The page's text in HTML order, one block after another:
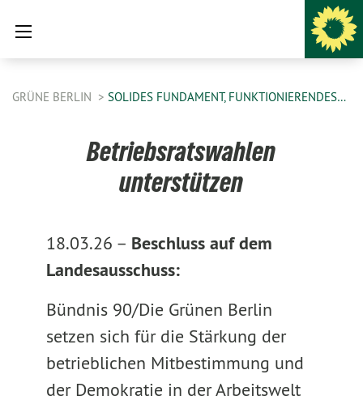
GRÜNE BERLIN SOLIDES FUNDAMENT, FUNKTIONIERENDES…
Betriebsratswahlen
unterstützen
18.03.26 – Beschluss auf dem
Landesausschuss:
Bündnis 90/Die Grünen Berlin
setzen sich für die Stärkung der
betrieblichen Mitbestimmung und
der Demokratie in der Arbeitswelt